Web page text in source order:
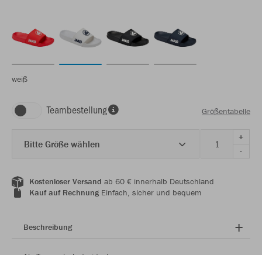
weiß
Teambestellung Größentabelle
Bitte Größe wählen
+
-
Kostenloser Versand ab 60 € innerhalb Deutschland
Kauf auf RechnungEinfach, sicher und bequem
Beschreibung